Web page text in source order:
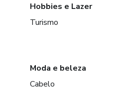
Hobbies e Lazer
Turismo
Moda e beleza
Cabelo